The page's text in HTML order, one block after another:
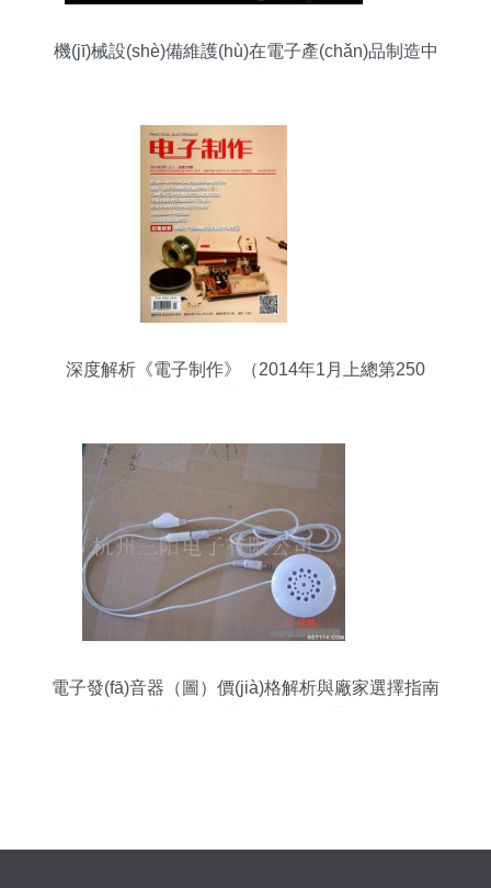
機(jī)械設(shè)備維護(hù)在電子產(chǎn)品制造中
深度解析《電子制作》（2014年1月上總第250
電子發(fā)音器（圖）價(jià)格解析與廠家選擇指南